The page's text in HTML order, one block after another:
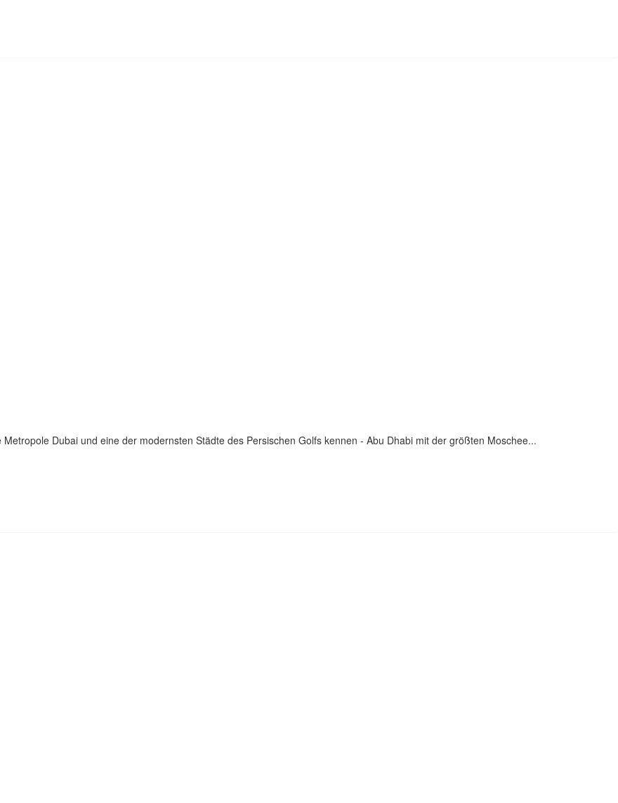
Dubai und eine der modernsten Städte des Persischen Golfs kennen - Abu Dhabi mit der größten Moschee...